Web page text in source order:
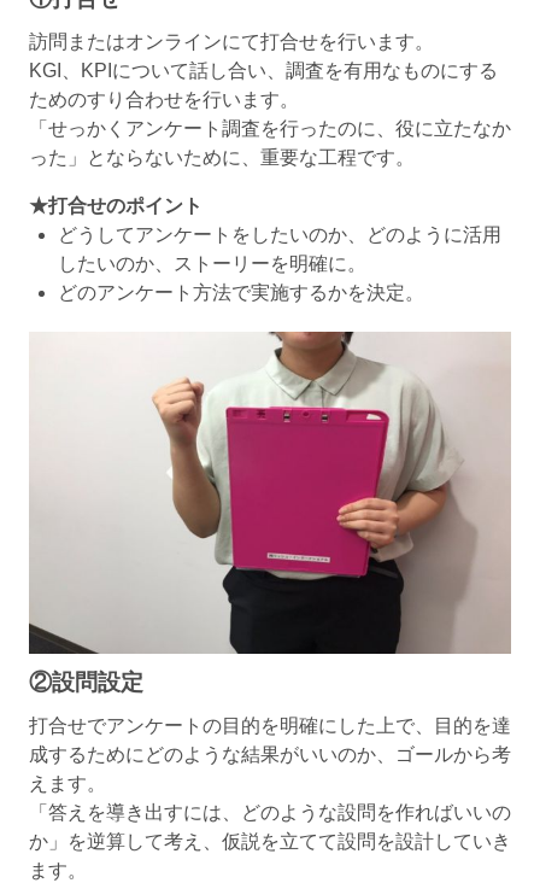
訪問またはオンラインにて打合せを行います。
KGI、KPIについて話し合い、調査を有用なものにする
ためのすり合わせを行います。
「せっかくアンケート調査を行ったのに、役に立たなか
った」とならないために、重要な工程です。
★打合せのポイント
どうしてアンケートをしたいのか、どのように活用
したいのか、ストーリーを明確に。
どのアンケート方法で実施するかを決定。
②設問設定
打合せでアンケートの目的を明確にした上で、目的を達
成するためにどのような結果がいいのか、ゴールから考
えます。
「答えを導き出すには、どのような設問を作ればいいの
か」を逆算して考え、仮説を立てて設問を設計していき
ます。